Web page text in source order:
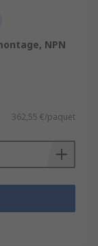
NPN
362,55 €/paquet